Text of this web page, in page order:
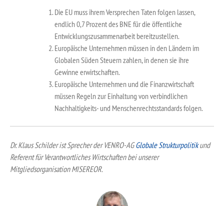
Die EU muss ihrem Versprechen Taten folgen lassen,
endlich 0,7 Prozent des BNE für die öffentliche
Entwicklungszusammenarbeit bereitzustellen.
Europäische Unternehmen müssen in den Ländern im
Globalen Süden Steuern zahlen, in denen sie ihre
Gewinne erwirtschaften.
Europäische Unternehmen und die Finanzwirtschaft
müssen Regeln zur Einhaltung von verbindlichen
Nachhaltigkeits- und Menschenrechtsstandards folgen.
Dr. Klaus Schilder ist Sprecher der VENRO-AGGlobale Strukturpolitikund
Referent für Verantwortliches Wirtschaften bei unserer
Mitgliedsorganisation MISEREOR.